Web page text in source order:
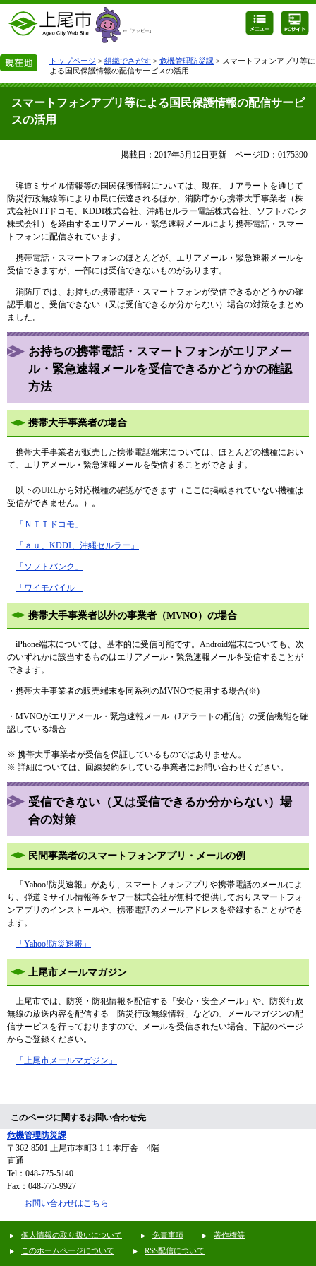
トップページ > 組織でさがす > 危機管理防災課 > スマートフォンアプリ等に
よる国民保護情報の配信サービスの活用
スマートフォンアプリ等による国民保護情報の配信サービ
スの活用
掲載日：2017年5月12日更新 ページID：0175390
弾道ミサイル情報等の国民保護情報については、現在、Ｊアラートを通じて
防災行政無線等により市民に伝達されるほか、消防庁から携帯大手事業者（株
式会社NTTドコモ、KDDI株式会社、沖縄セルラー電話株式会社、ソフトバンク
株式会社）を経由するエリアメール・緊急速報メールにより携帯電話・スマー
トフォンに配信されています。
携帯電話・スマートフォンのほとんどが、エリアメール・緊急速報メールを
受信できますが、一部には受信できないものがあります。
消防庁では、お持ちの携帯電話・スマートフォンが受信できるかどうかの確
認手順と、受信できない（又は受信できるか分からない）場合の対策をまとめ
ました。
お持ちの携帯電話・スマートフォンがエリアメー
ル・緊急速報メールを受信できるかどうかの確認
方法
携帯大手事業者の場合
携帯大手事業者が販売した携帯電話端末については、ほとんどの機種におい
て、エリアメール・緊急速報メールを受信することができます。
以下のURLから対応機種の確認ができます（ここに掲載されていない機種は
受信ができません。）。
「ＮＴＴドコモ」
「ａｕ、KDDI、沖縄セルラー」
「ソフトバンク」
「ワイモバイル」
携帯大手事業者以外の事業者（MVNO）の場合
iPhone端末については、基本的に受信可能です。Android端末についても、次
のいずれかに該当するものはエリアメール・緊急速報メールを受信することが
できます。
・携帯大手事業者の販売端末を同系列のMVNOで使用する場合(※)
・MVNOがエリアメール・緊急速報メール（Jアラートの配信）の受信機能を確
認している場合
※ 携帯大手事業者が受信を保証しているものではありません。
※ 詳細については、回線契約をしている事業者にお問い合わせください。
受信できない（又は受信できるか分からない）場
合の対策
民間事業者のスマートフォンアプリ・メールの例
「Yahoo!防災速報」があり、スマートフォンアプリや携帯電話のメールによ
り、弾道ミサイル情報等をヤフー株式会社が無料で提供しておりスマートフォ
ンアプリのインストールや、携帯電話のメールアドレスを登録することができ
ます。
「Yahoo!防災速報」
上尾市メールマガジン
上尾市では、防災・防犯情報を配信する「安心・安全メール」や、防災行政
無線の放送内容を配信する「防災行政無線情報」などの、メールマガジンの配
信サービスを行っておりますので、メールを受信されたい場合、下記のページ
からご登録ください。
「上尾市メールマガジン」
このページに関するお問い合わせ先
危機管理防災課
〒362-8501 上尾市本町3-1-1 本庁舎 4階
直通
Tel：048-775-5140
Fax：048-775-9927
お問い合わせはこちら
個人情報の取り扱いについて 免責事項
著作権等
このホームページについて
RSS配信について